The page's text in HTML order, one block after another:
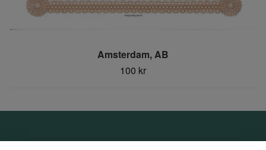
Amsterdam, AB
100 kr